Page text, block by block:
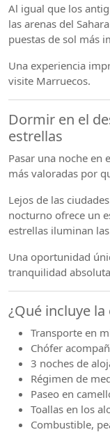
Al igual que los
las arenas del
puestas de sol más
Una experiencia
visite Marruecos.
Dormir en el
estrellas
Pasar una noche en
más valoradas por
Lejos de las
nocturno ofrece un
estrellas iluminan
Una oportunidad
tranquilidad
¿Qué incluye
Transporte en
Chófer
3 noches de
Régimen de
Paseo en
Toallas en los
Combustible,